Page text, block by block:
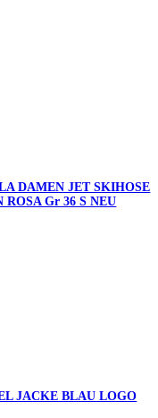
DAMEN JET SKIHOSE
Gr 36 S NEU
JACKE BLAU LOGO